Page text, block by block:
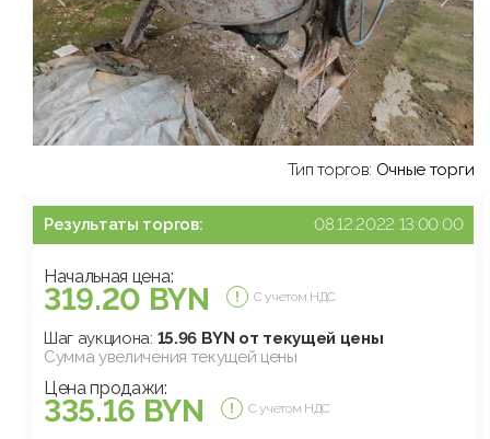
Тип торгов: Очные торги
Результаты торгов: 08.12.2022 13:00:00
Начальная цена:
319.20 BYN С учетом НДС
Шаг аукциона: 15.96 BYN от текущей цены
Сумма увеличения текущей цены
Цена продажи:
335.16 BYN С учетом НДС